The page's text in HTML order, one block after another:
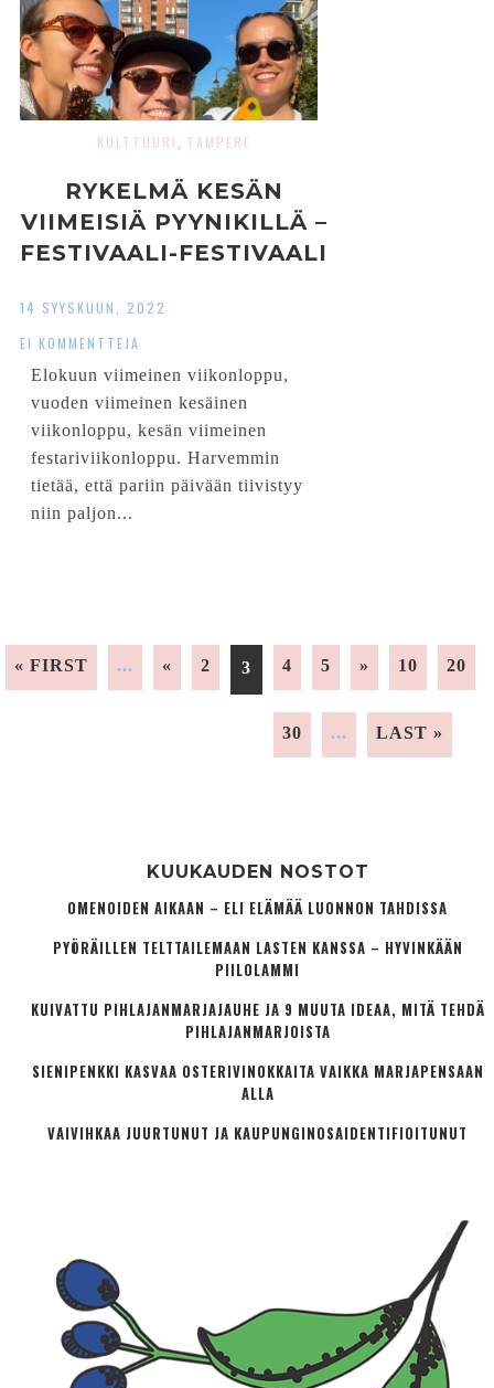
KULTTUURI TAMPERE
RYKELMÄ KESÄN
VIIMEISIÄ PYYNIKILLÄ –
FESTIVAALI-FESTIVAALI
14 SYYSKUUN, 2022
EI KOMMENTTEJA
Elokuun viimeinen viikonloppu,
vuoden viimeinen kesäinen
viikonloppu, kesän viimeinen
festariviikonloppu. Harvemmin
tietää, että pariin päivään tiivistyy
niin paljon...
« FIRST ... « 2 3 4 5 » 10 20
30 ... LAST »
KUUKAUDEN NOSTOT
OMENOIDEN AIKAAN – ELI ELÄMÄÄ LUONNON TAHDISSA
PYÖRÄILLEN TELTTAILEMAAN LASTEN KANSSA – HYVINKÄÄN
PIILOLAMMI
KUIVATTU PIHLAJANMARJAJAUHE JA 9 MUUTA IDEAA, MITÄ TEHDÄ
PIHLAJANMARJOISTA
SIENIPENKKI KASVAA OSTERIVINOKKAITA VAIKKA MARJAPENSAAN
ALLA
VAIVIHKAA JUURTUNUT JA KAUPUNGINOSA­IDENTIFIOITUNUT